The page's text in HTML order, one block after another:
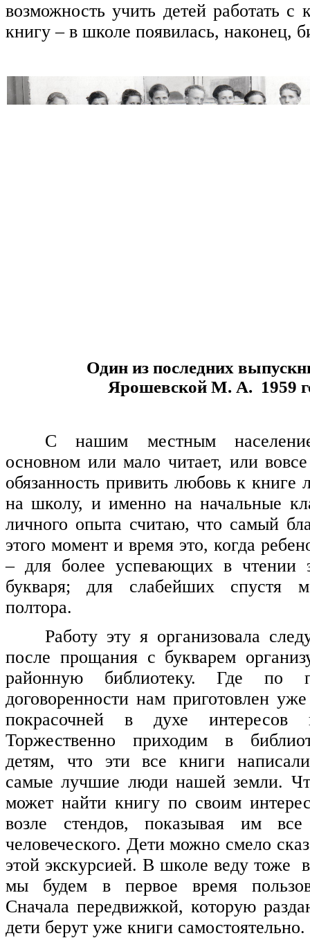
возможность учить детей работать с
книгу – в школе появилась, наконец,
Один из последних
Ярошевской М. А. 1959
С нашим местным
основном или мало читает, или
обязанность привить любовь к книге
на школу, и именно на начальные
личного опыта считаю, что самый
этого момент и время это, когда
– для более успевающих в чтении
букваря; для слабейших спустя
полтора.
Работу эту я организовала
после прощания с букварем
районную библиотеку. Где по
договоренности нам приготовлен
покрасочней в духе интересов
Торжественно приходим в
детям, что эти все книги
самые лучшие люди нашей земли.
может найти книгу по своим
возле стендов, показывая им все
человеческого. Дети можно смело
этой экскурсией. В школе веду тоже
мы будем в первое время
Сначала передвижкой, которую
дети берут уже книги самостоятельно.